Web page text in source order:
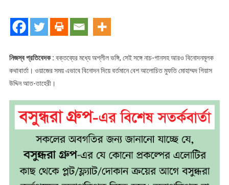
নিজস্ব প্রতিবেদক : বক্তব্যের মধ্যে অশ্লীল ভঙ্গি, সেই সঙ্গে নাচ-গানসহ আরও বিনোদনমূলক
কথাবার্তা। ওয়াজের সময় এভাবে বিনোদন দিয়ে বর্তমানে বেশ আলোচিত মুফতি মোহাম্মদ গিয়াস
উদ্দিন আত-তাহেরী।